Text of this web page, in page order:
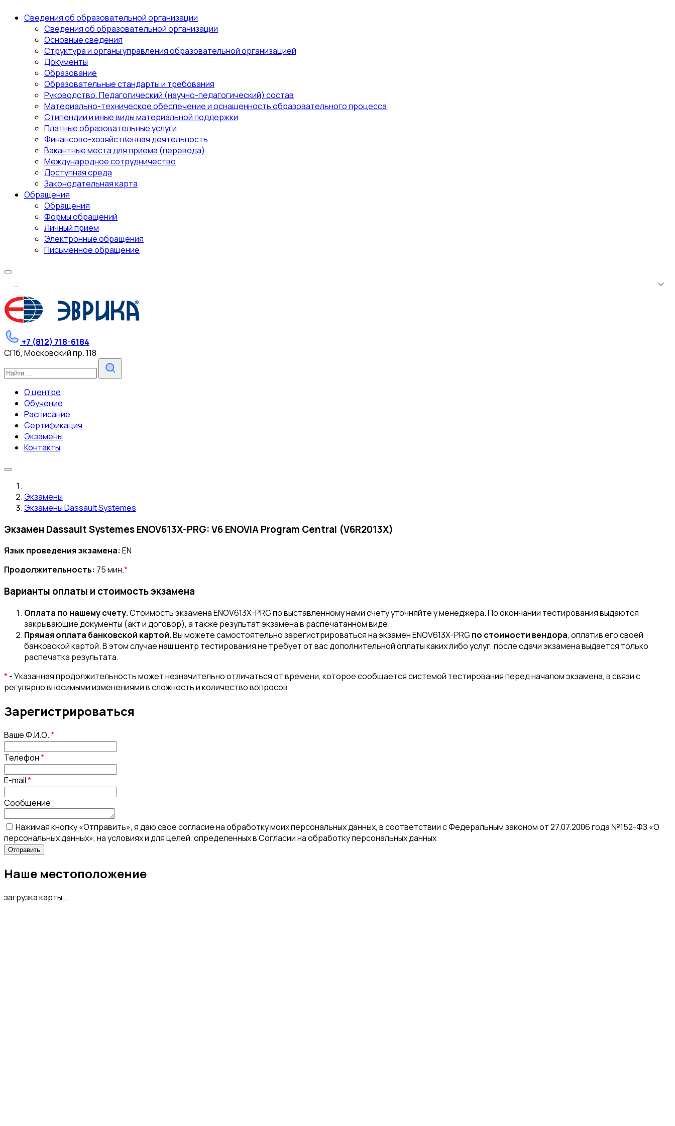
Сведения об образовательной организации
Сведения об образовательной организации
Основные сведения
Структура и органы управления образовательной организацией
Документы
Образование
Образовательные стандарты и требования
Руководство. Педагогический (научно-педагогический) состав
Материально-техническое обеспечение и оснащенность образовательного процесса
Стипендии и иные виды материальной поддержки
Платные образовательные услуги
Финансово-хозяйственная деятельность
Вакантные места для приема (перевода)
Международное сотрудничество
Доступная среда
Законодательная карта
Обращения
Обращения
Формы обращений
Личный прием
Электронные обращения
Письменное обращение
...
+7 (812) 718-6184
СПб, Московский пр. 118
О центре
Обучение
Расписание
Сертификация
Экзамены
Контакты
Экзамены
Экзамены Dassault Systemes
Экзамен Dassault Systemes ENOV613X-PRG: V6 ENOVIA Program Central (V6R2013X)
Язык проведения экзамена: EN
Продолжительность: 75 мин.*
Варианты оплаты и стоимость экзамена
Оплата по нашему счету.Стоимость экзамена ENOV613X-PRG по выставленному нами счету уточняйте у менеджера. По окончании тестирования выдаются
закрывающие документы (акт и договор), а также результат экзамена в распечатанном виде.
Прямая оплата банковской картой.Вы можете самостоятельно зарегистрироваться на экзамен ENOV613X-PRG по стоимости вендора, оплатив его своей
банковской картой. В этом случае наш центр тестирования не требует от вас дополнительной оплаты каких либо услуг, после сдачи экзамена выдается только
распечатка результата.
*- Указанная продолжительность может незначительно отличаться от времени, которое сообщается системой тестирования перед началом экзамена, в связи с
регулярно вносимыми изменениями в сложность и количество вопросов
Зарегистрироваться
Ваше Ф.И.О.*
Телефон*
E-mail*
Сообщение
Нажимая кнопку «Отправить», я даю свое согласие на обработку моих персональных данных, в соответствии с Федеральным законом от 27.07.2006 года №152-ФЗ «О
персональных данных», на условиях и для целей, определенных в Согласии на обработку персональных данных
Наше местоположение
загрузка карты...